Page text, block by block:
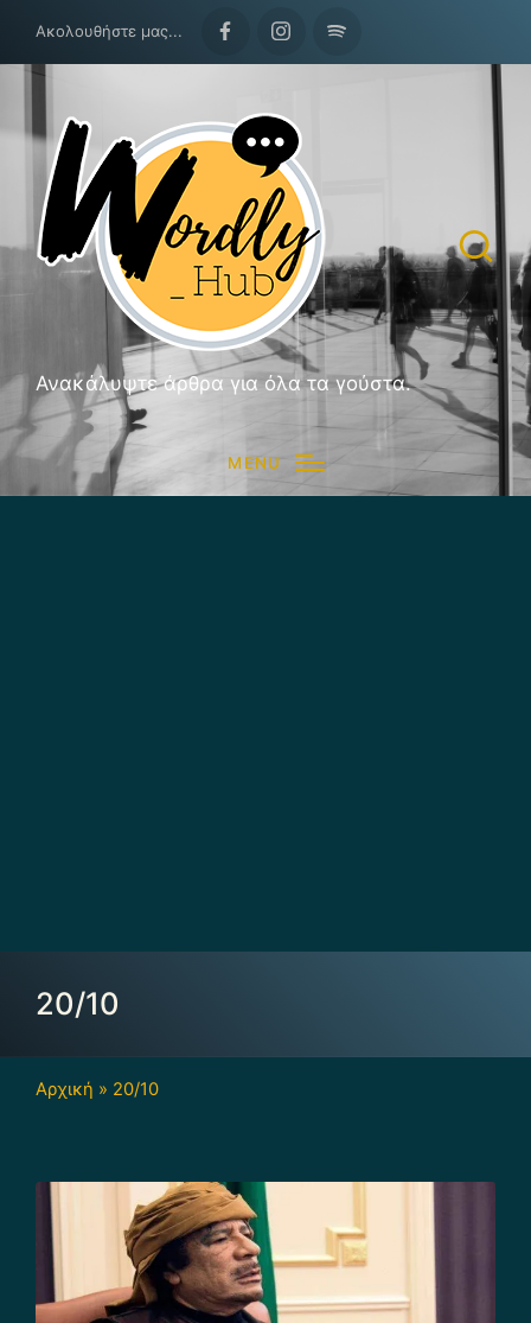
Ακολουθήστε μας...
FacebookInstagramSpotify
Ανακάλυψτε άρθρα για όλα τα γούστα.
MENU
20/10
Αρχική » 20/10